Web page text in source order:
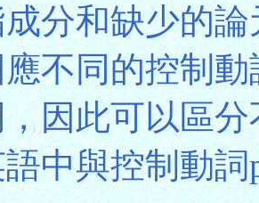
分和缺少的
不同的控制
因此可以區
中與控制動詞